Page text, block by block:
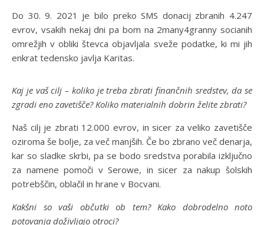
Do 30. 9. 2021 je bilo preko SMS donacij zbranih 4.247
evrov, vsakih nekaj dni pa bom na 2many4granny socianih
omrežjih v obliki števca objavljala sveže podatke, ki mi jih
enkrat tedensko javlja Karitas.
Kaj je vaš cilj – koliko je treba zbrati finančnih sredstev, da se
zgradi eno zavetišče? Koliko materialnih dobrin želite zbrati?
Naš cilj je zbrati 12.000 evrov, in sicer za veliko zavetišče
oziroma še bolje, za več manjših. Če bo zbrano več denarja,
kar so sladke skrbi, pa se bodo sredstva porabila izključno
za namene pomoči v Serowe, in sicer za nakup šolskih
potrebščin, oblačil in hrane v Bocvani.
Kakšni so vaši občutki ob tem? Kako dobrodelno noto
potovanja doživljajo otroci?